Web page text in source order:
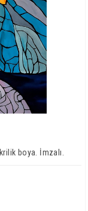
boya. İmzalı.